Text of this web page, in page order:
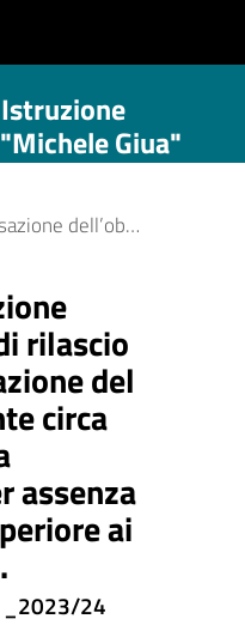
Giua"
n.132 Cessazione dell’obbligo di rilascio della dichiarazione del medico curante circa l’idoneità alla frequenza per assenza scolastica superiore ai cinque giorni.
rilascio
del
circa
assenza
ai
24